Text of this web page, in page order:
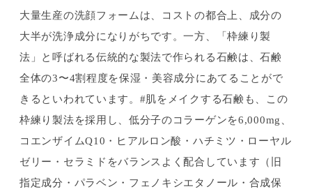
大量生産の洗顔フォームは、コストの都合上、成分の
大半が洗浄成分になりがちです。一方、「枠練り製
法」と呼ばれる伝統的な製法で作られる石鹸は、石鹸
全体の3〜4割程度を保湿・美容成分にあてることがで
きるといわれています。#肌をメイクする石鹸も、この
枠練り製法を採用し、低分子のコラーゲンを6,000mg、
コエンザイムQ10・ヒアルロン酸・ハチミツ・ローヤル
ゼリー・セラミドをバランスよく配合しています（旧
指定成分・パラベン・フェノキシエタノール・合成保